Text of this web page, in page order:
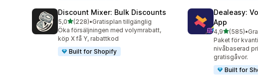
Discount Mixer: Bulk Discounts
5,0av 5 stjärnor
(228)
228 recensioner totalt
•Gratisplan tillgänglig
Öka försäljningen med volymrabatt,
köp X få Y, rabattkod
Built for Shopify
Dealeasy:
App
4,9av 5 stjärnor
(585)
585 •
Paket för
nivåbaserad
gratisgåvor.
Built for